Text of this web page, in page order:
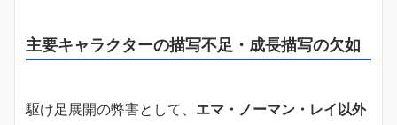
主要キャラクターの描写不足・成長描写の欠如
駆け足展開の弊害として、 エマ・ノーマン・レイ以外